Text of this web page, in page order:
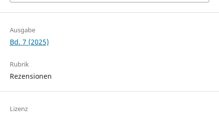
Ausgabe
Bd. 7 (2025)
Rubrik
Rezensionen
Lizenz